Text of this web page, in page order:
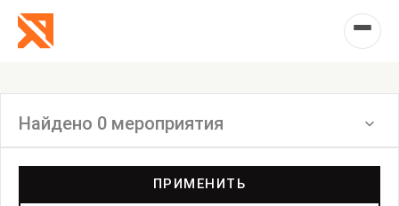
Найдено 0 мероприятия
ПРИМЕНИТЬ